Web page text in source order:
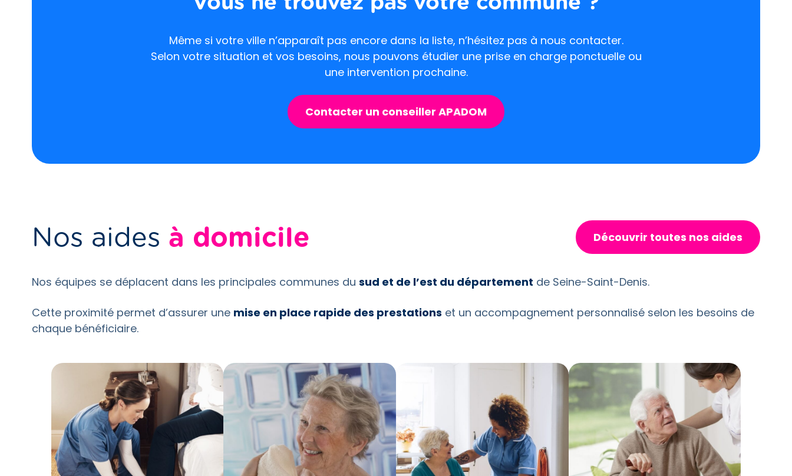
Même si votre ville n’apparaît pas encore dans la liste, n’hésitez pas à nous contacter.
Selon votre situation et vos besoins, nous pouvons étudier une prise en charge ponctuelle ou
une intervention prochaine.
Contacter un conseiller APADOM
Nos aides à domicile
Nos équipes se déplacent dans les principales communes du sud et de l’est du département de Seine-Saint-Denis.
Cette proximité permet d’assurer une mise en place rapide des prestations et un accompagnement personnalisé selon les besoins de
chaque bénéficiaire.
Découvrir toutes nos aides